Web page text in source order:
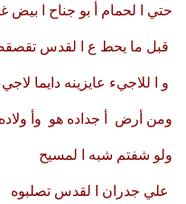
حتي ا لحمام أ بو جناح ا بيض
قبل ما يحط ع ا لقدس
و ا للاجيء عايزينه دايما
ومن أرض أ جداده هو وأ
ولو شفتم شبه ا لمسيح
علي جدران ا لقدس تصلبوه